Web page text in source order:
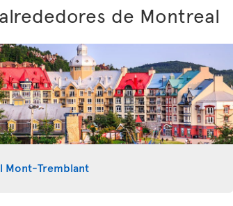
de Montreal
Mont-Tremblant